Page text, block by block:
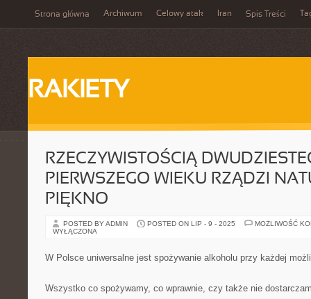
Strona główna Archiwum Celowy atak Iran Spis Treści
RAKIETY
RZECZYWISTOŚCIĄ
PIERWSZEGO WIEKU RZĄDZI
PIĘKNO
POSTED BY ADMIN POSTED ON LIP - 9 - 2025
MOŻLIWOŚĆ
WYŁĄCZONA
W Polsce uniwersalne jest spożywanie alkoholu przy każdej
Wszystko co spożywamy, co wprawnie, czy także nie